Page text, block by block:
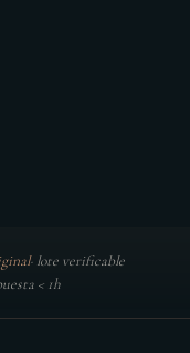
· lote verificable
< 1h